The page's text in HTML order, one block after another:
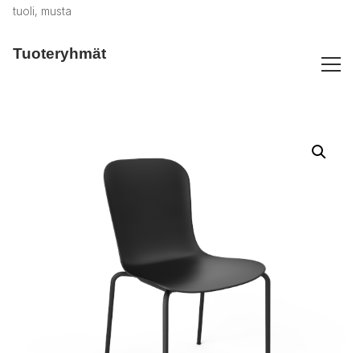
tuoli, musta
Tuoteryhmät